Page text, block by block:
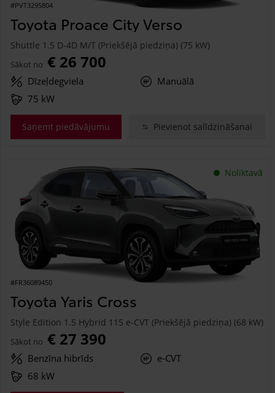
#PVT3295804
Toyota Proace City Verso
Shuttle 1.5 D-4D M/T (Priekšējā piedziņa) (75 kW)
Sākot no € 26 700
Dīzeļdegviela
Manuālā
75 kW
Saņemt piedāvājumu Pievienot salīdzināšanai
Noliktavā
#FR36089450
Toyota Yaris Cross
Style Edition 1.5 Hybrid 115 e-CVT (Priekšējā piedziņa) (68 kW)
Sākot no € 27 390
Benzīna hibrīds
e-CVT
68 kW